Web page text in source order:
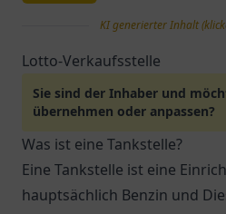
KI generierter Inhalt
Lotto-Verkaufsstelle
Sie sind der Inhaber und
übernehmen oder anpassen?
Was ist eine Tankstelle?
Eine Tankstelle ist eine
hauptsächlich Benzin und